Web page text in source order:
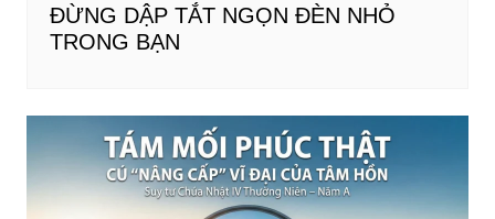
ĐỪNG DẬP TẮT NGỌN ĐÈN NHỎ
TRONG BẠN